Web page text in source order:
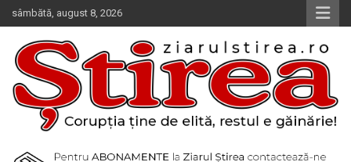
Skip
to
content
sâmbătă, august 8, 2026
Ziarul Știrea